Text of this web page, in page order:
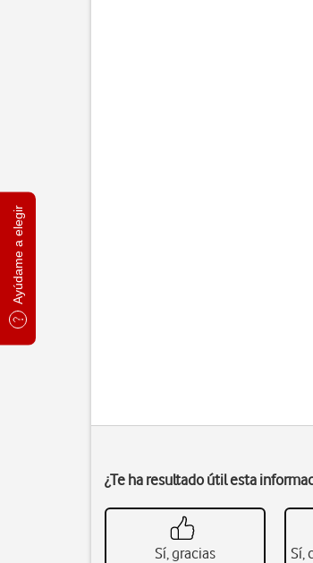
Ayúdame a elegir
¿Te ha resultado útil esta
Sí, gracias Sí,